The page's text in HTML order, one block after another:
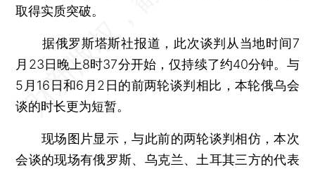
取得实质突破。
据俄罗斯塔斯社报道，此次谈判从当地时间7
月23日晚上8时37分开始，仅持续了约40分钟。与
5月16日和6月2日的前两轮谈判相比，本轮俄乌会
谈的时长更为短暂。
现场图片显示，与此前的两轮谈判相仿，本次
会谈的现场有俄罗斯、乌克兰、土耳其三方的代表